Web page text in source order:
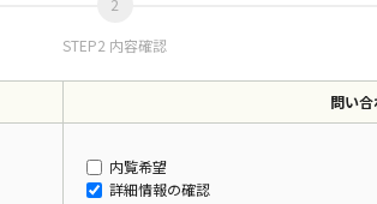
STEP2 内容確認
問い
内覧希望
詳細情報の確認